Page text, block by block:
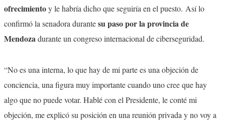
ofrecimientoy le habría dicho que seguiría en el puesto. Así lo
confirmó la senadora durantesu paso por la provincia de
Mendozadurante un congreso internacional de ciberseguridad.
“No es una interna, lo que hay de mi parte es una objeción de
conciencia, una figura muy importante cuando uno cree que hay
algo que no puede votar. Hablé con el Presidente, le conté mi
objeción, me explicó su posición en una reunión privada y no voy a